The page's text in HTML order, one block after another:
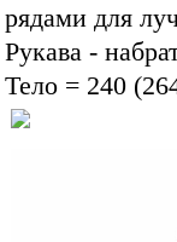
рядами для
Рукава -
Тело = 240